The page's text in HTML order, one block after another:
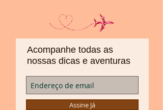
Acompanhe todas as
nossas dicas e aventuras
Assine Já